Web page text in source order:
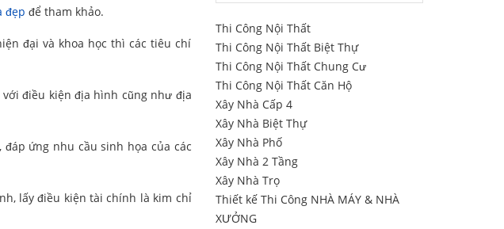
đẹp để tham khảo.
đại và khoa học thì các tiêu chí
điều kiện địa hình cũng như địa
ứng nhu cầu sinh họa của các
lấy điều kiện tài chính là kim chỉ
Thi Công Nội Thất
Thi Công Nội Thất Biệt Thự
Thi Công Nội Thất Chung Cư
Thi Công Nội Thất Căn Hộ
Xây Nhà Cấp 4
Xây Nhà Biệt Thự
Xây Nhà Phố
Xây Nhà 2 Tầng
Xây Nhà Trọ
Thiết kế Thi Công NHÀ MÁY & NHÀ
XƯỞNG